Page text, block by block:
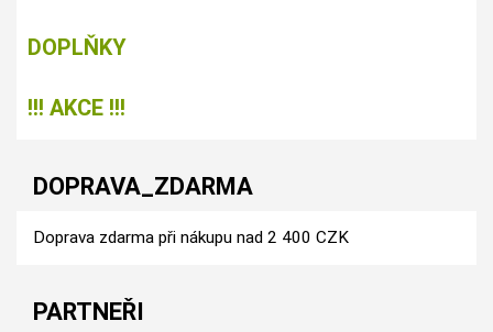
DOPLŇKY
!!! AKCE !!!
DOPRAVA_ZDARMA
Doprava zdarma při nákupu nad 2 400 CZK
PARTNEŘI